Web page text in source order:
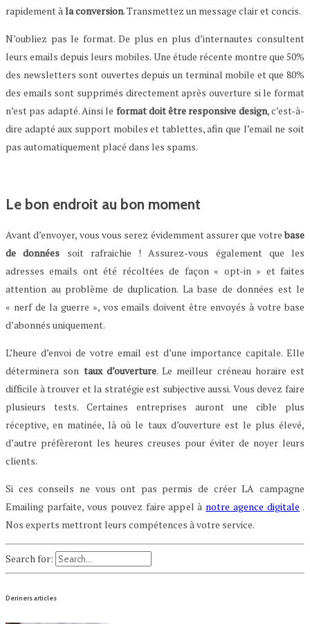
rapidement àla conversion. Transmettez un message clair et concis.
N’oubliez pas le format. De plus en plus d’internautes consultent
leurs emails depuis leurs mobiles. Une étude récente montre que 50%
des newsletters sont ouvertes depuis un terminal mobile et que 80%
des emails sont supprimés directement après ouverture si le format
n’est pas adapté. Ainsi le format doit être responsive design, c’est-à-
dire adapté aux support mobiles et tablettes, afin que l’email ne soit
pas automatiquement placé dans les spams.
Le bon endroit au bon moment
Avant d’envoyer, vous vous serez évidemment assurer que votrebase
de données soit rafraichie ! Assurez-vous également que les
adresses emails ont été récoltées de façon « opt-in » et faites
attention au problème de duplication. La base de données est le
« nerf de la guerre », vos emails doivent être envoyés à votre base
d’abonnés uniquement.
L’heure d’envoi de votre email est d’une importance capitale. Elle
déterminera son taux d’ouverture. Le meilleur créneau horaire est
difficile à trouver et la stratégie est subjective aussi. Vous devez faire
plusieurs tests. Certaines entreprises auront une cible plus
réceptive, en matinée, là où le taux d’ouverture est le plus élevé,
d’autre préfèreront les heures creuses pour éviter de noyer leurs
clients.
Si ces conseils ne vous ont pas permis de créer LA campagne
Emailing parfaite, vous pouvez faire appel à notre agence digitale .
Nos experts mettront leurs compétences à votre service.
Search for:
Deriners articles